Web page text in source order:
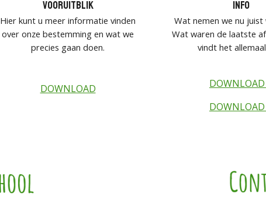
Vooruitblik
Hier kunt u meer informatie vinden
over onze bestemming en wat we
precies gaan doen.
DOWNLOAD
Info
Wat nemen we nu juist
Wat waren de laatste
vindt het
DOWNLOAD